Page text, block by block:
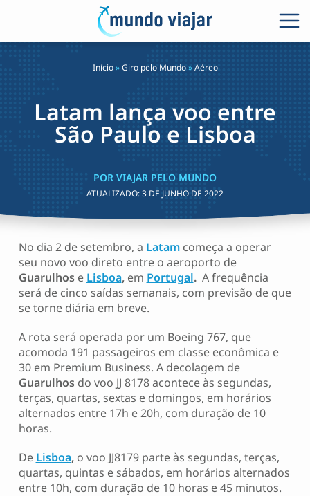
Início»Giro pelo Mundo»Aéreo
Latam lança voo entre
São Paulo e Lisboa
POR VIAJAR PELO MUNDO
ATUALIZADO:3 DE JUNHO DE 2022
No dia 2 de setembro, a Latamcomeça a operar
seu novo voo direto entre o aeroporto de
Guarulhose Lisboa,em Portugal.A frequência
será de cinco saídas semanais, com previsão de que
se torne diária em breve.
A rota será operada por um Boeing 767, que
acomoda 191 passageiros em classe econômica e
30 em Premium Business. A decolagem de
Guarulhosdo voo JJ 8178 acontece às segundas,
terças, quartas, sextas e domingos, em horários
alternados entre 17h e 20h, com duração de 10
horas.
De Lisboa,o voo JJ8179 parte às segundas, terças,
quartas, quintas e sábados, em horários alternados
entre 10h, com duração de 10 horas e 45 minutos.